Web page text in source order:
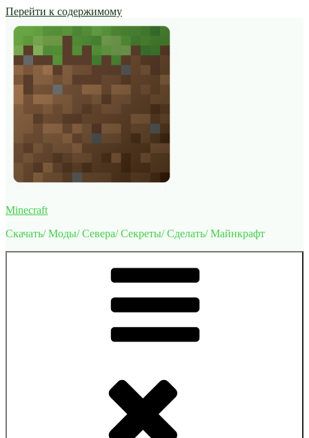
Перейти к содержимому
Minecraft
Скачать/ Моды/ Севера/ Секреты/ Сделать/ Майнкрафт